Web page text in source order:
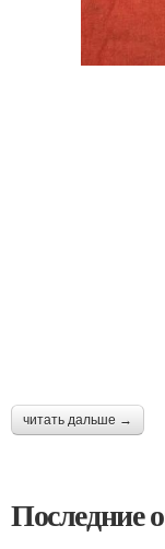
читать дальше →
Последние